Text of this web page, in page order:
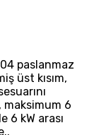
paslanmaz
üst kısım,
maksimum 6
6 kW arası